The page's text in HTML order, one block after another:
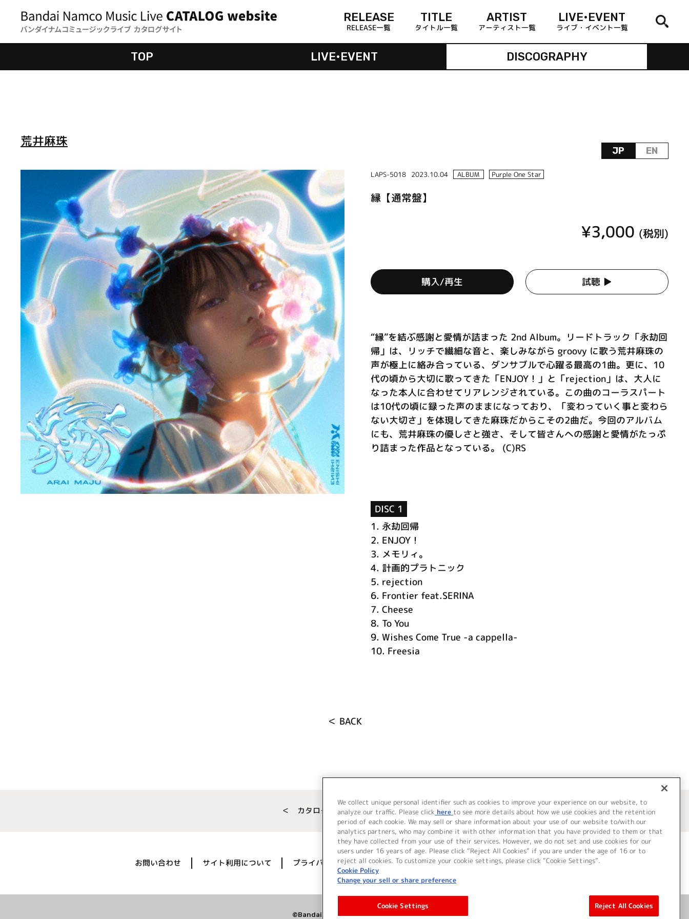
RELEASE
RELEASE一覧
TITLE
タイトル一覧
ARTIST
アーティスト一覧
LIVE•EVENT
ライブ・イベント一覧
TOP LIVE•EVENT DISCOGRAPHY
JP EN
荒井麻珠
LAPS-5018 2023.10.04 ALBUM Purple One Star
縁【通常盤】
¥3,000 (税別)
購入/再生 試聴 ▶︎
“縁”を結ぶ感謝と愛情が詰まった 2nd Album。リードトラック「永劫回
帰」は、リッチで繊細な音と、楽しみながら groovy に歌う荒井麻珠の
声が極上に絡み合っている、ダンサブルで心躍る最高の1曲。更に、10
代の頃から大切に歌ってきた「ENJOY！」と「rejection」は、大人に
なった本人に合わせてリアレンジされている。この曲のコーラスパート
は10代の頃に録った声のままになっており、「変わっていく事と変わら
ない大切さ」を体現してきた麻珠だからこその2曲だ。今回のアルバム
にも、荒井麻珠の優しさと強さ、そして皆さんへの感謝と愛情がたっぷ
り詰まった作品となっている。 (C)RS
DISC 1
1. 永劫回帰
2. ENJOY！
3. メモリィ。
4. 計画的プラトニック
5. rejection
6. Frontier feat.SERINA
7. Cheese
8. To You
9. Wishes Come True -a cappella-
10. Freesia
＜ BACK
＜ カタログサイト トップページへ
お問い合わせ サイト利用について プライバシーポリシー 著作権／肖像権について Cookie Settings
©Bandai Namco Music Live Inc.
We collect unique personal identifier such as cookies to improve your experience on our website, to
analyze our traffic. Please click here to see more details about how we use cookies and the retention
period of each cookie. We may sell or share information about your use of our website to/with our
analytics partners, who may combine it with other information that you have provided to them or that
they have collected from your use of their services. However, we do not set and use cookies for our
users under 16 years of age. Please click “Reject All Cookies” if you are under the age of 16 or to
reject all cookies. To customize your cookie settings, please click “Cookie Settings”.
Cookie Policy
Change your sell or share preference
Cookie Settings Reject All Cookies